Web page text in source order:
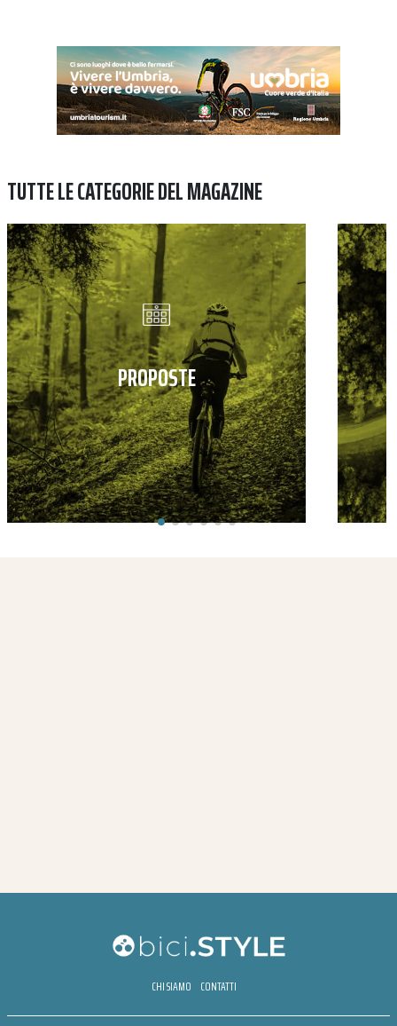
TUTTE LE CATEGORIE DEL MAGAZINE
PROPOSTE
CHI SIAMO CONTATTI